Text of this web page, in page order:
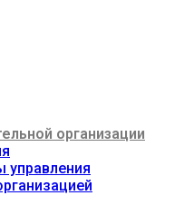
организации
управления